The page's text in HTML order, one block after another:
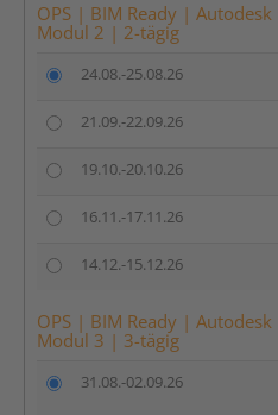
OPS | BIM Ready |
Modul 2 | 2-tägig
24.08.-25.08.26
21.09.-22.09.26
19.10.-20.10.26
16.11.-17.11.26
14.12.-15.12.26
OPS | BIM Ready |
Modul 3 | 3-tägig
31.08.-02.09.26